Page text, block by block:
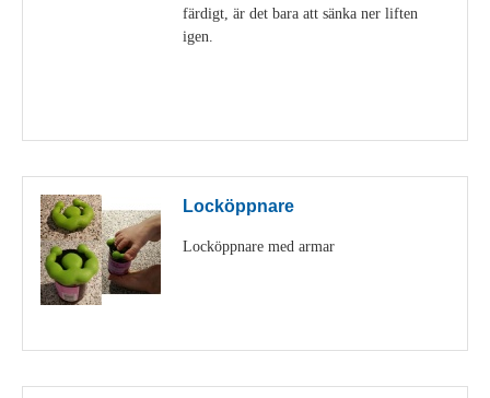
färdigt, är det bara att sänka ner liften
igen.
Locköppnare
Locköppnare med armar